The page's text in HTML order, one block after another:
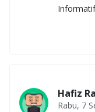
Informatif
Hafiz
Rabu, 7